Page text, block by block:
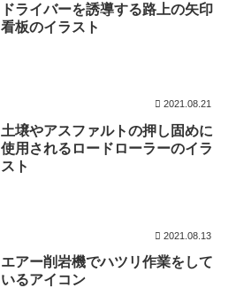
ドライバーを誘導する路上の矢印
看板のイラスト
2021.08.21
土壌やアスファルトの押し固めに
使用されるロードローラーのイラ
スト
2021.08.13
エアー削岩機でハツリ作業をして
いるアイコン